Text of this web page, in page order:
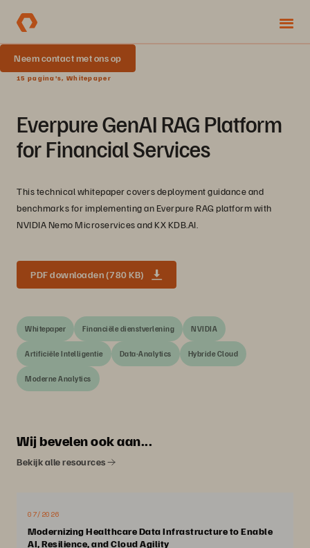
Neem contact met ons op
15 pagina's, Whitepaper
Everpure GenAI RAG Platform
for Financial Services
This technical whitepaper covers deployment guidance and
benchmarks for implementing an Everpure RAG platform with
NVIDIA Nemo Microservices and KX KDB.AI.
PDF downloaden (780 KB)
Whitepaper Financiële dienstverlening NVIDIA
Artificiële Intelligentie Data-Analytics Hybride Cloud
Moderne Analytics
Wij bevelen ook aan...
Bekijk alle resources
07/2026
Modernizing Healthcare Data Infrastructure to Enable
AI, Resilience, and Cloud Agility